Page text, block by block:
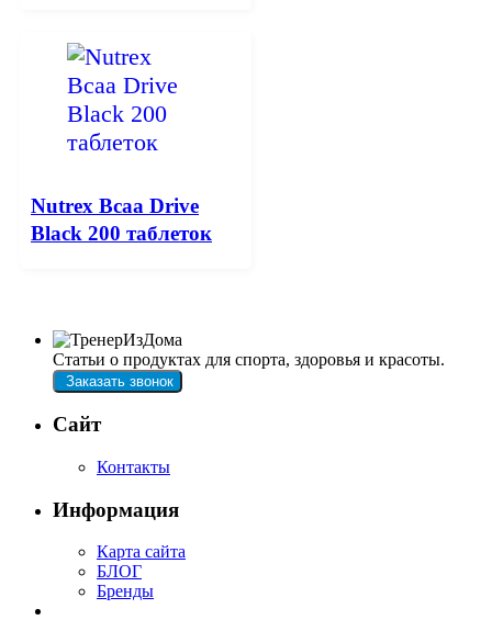
Nutrex Bcaa Drive
Black 200 таблеток
Статьи о продуктах для спорта, здоровья и красоты.
Заказать звонок
Сайт
Контакты
Информация
Карта сайта
БЛОГ
Бренды